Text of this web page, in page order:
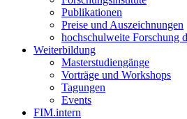
Publikationen
Preise und Auszeichnungen
hochschulweite Forschung
Weiterbildung
Masterstudiengänge
Vorträge und Workshops
Tagungen
Events
FIM.intern